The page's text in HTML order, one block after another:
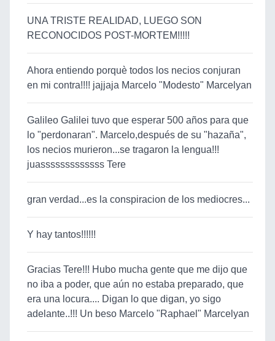
UNA TRISTE REALIDAD, LUEGO SON
RECONOCIDOS POST-MORTEM!!!!!
Ahora entiendo porquè todos los necios conjuran
en mi contra!!!! jajjaja Marcelo "Modesto" Marcelyan
Galileo Galilei tuvo que esperar 500 años para que
lo "perdonaran". Marcelo,después de su "hazaña",
los necios murieron...se tragaron la lengua!!!
juasssssssssssss Tere
gran verdad...es la conspiracion de los mediocres...
Y hay tantos!!!!!!
Gracias Tere!!! Hubo mucha gente que me dijo que
no iba a poder, que aún no estaba preparado, que
era una locura.... Digan lo que digan, yo sigo
adelante..!!! Un beso Marcelo "Raphael" Marcelyan